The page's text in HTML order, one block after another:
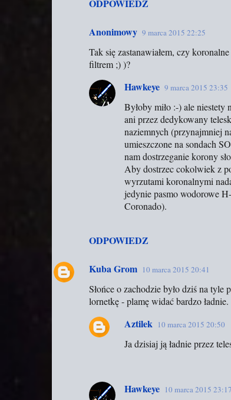
ODPOWIEDZ
Anonimowy 9 marca 2015 22:25
Tak się zastanawiałem, czy
filtrem ;) )?
ODPOWIEDZ
Hawkeye 9 marca 2015 23:35
Byłoby miło :-) ale
ani przez dedykowany
naziemnych (przynajmniej
umieszczone na sondach
nam dostrzeganie korony
Aby dostrzec cokolwiek z
wyrzutami koronalnymi
jedynie pasmo wodorowe
Coronado).
Kuba Grom 10 marca 2015 20:41
Słońce o zachodzie było dziś na tyle
lornetkę - plamę widać bardzo ładnie.
Aztilek 10 marca 2015 20:50
Ja dzisiaj ją ładnie przez
Hawkeye 10 marca 2015 23:17